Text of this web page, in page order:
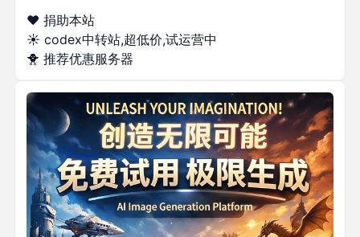
❤️ 捐助本站
☀️ codex中转站,超低价,试运营中
🐥 推荐优惠服务器